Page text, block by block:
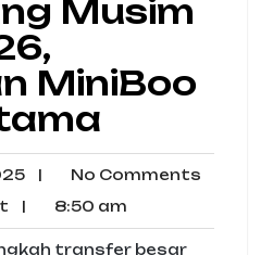
Musim
MiniBoo
October
2025
| No CommentsNo
Fajar
Hidayat
| 8:50 am8:50
am
transfer besar